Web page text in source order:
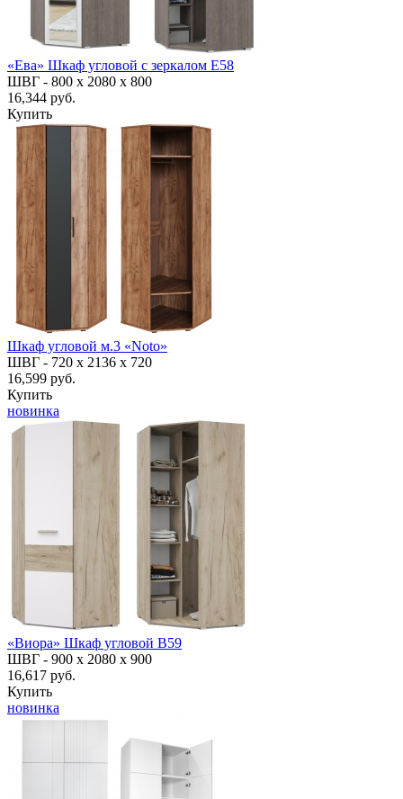
«Ева» Шкаф угловой с зеркалом Е58
ШВГ - 800 х 2080 х 800
16,344 руб.
Купить
Шкаф угловой м.3 «Noto»
ШВГ - 720 х 2136 х 720
16,599 руб.
Купить
новинка
«Виора» Шкаф угловой В59
ШВГ - 900 х 2080 х 900
16,617 руб.
Купить
новинка